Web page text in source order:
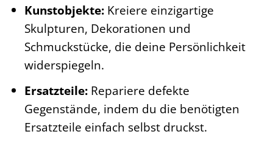
Kunstobjekte:Kreiere einzigartige
Skulpturen, Dekorationen und
Schmuckstücke, die deine Persönlichkeit
widerspiegeln.
Ersatzteile:Repariere defekte
Gegenstände, indem du die benötigten
Ersatzteile einfach selbst druckst.